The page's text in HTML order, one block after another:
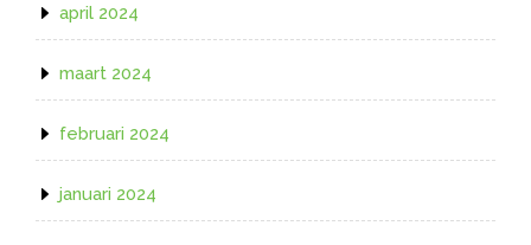
april 2024
maart 2024
februari 2024
januari 2024